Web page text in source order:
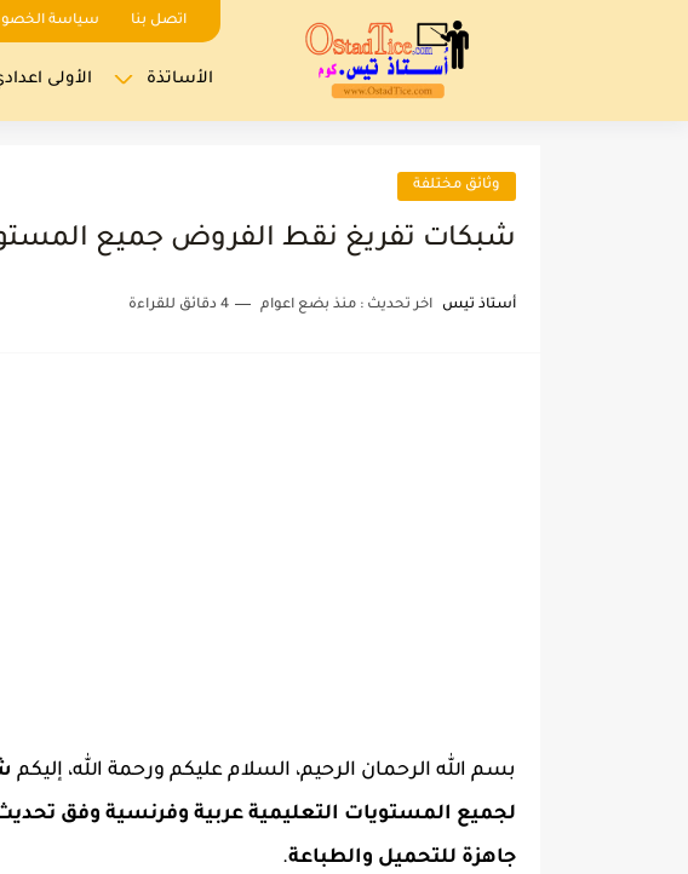
اتصل بنا سياسة
الأساتذة الأولى
وثائق مختلفة
شبكات تفريغ نقط الفروض جميع المستويات
أستاذ تيس اخر تحديث : منذ بضع اعوام 4 دقائق للقراءة
بسم الله الرحمان الرحيم، السلام عليكم ورحمة الله، إليكم
جاهزة للتحميل والطباعة.